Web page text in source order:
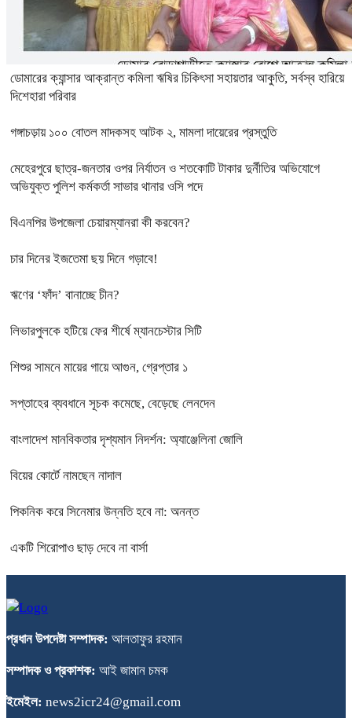
ডোমারের ক্যান্সার আক্রান্ত কমিলা ঋষির চিকিৎসা সহায়তার আকুতি, সর্বস্ব হারিয়ে
দিশেহারা পরিবার
গঙ্গাচড়ায় ১০০ বোতল মাদকসহ আটক ২, মামলা দায়েরের প্রস্তুতি
মেহেরপুরে ছাত্র-জনতার ওপর নির্যাতন ও শতকোটি টাকার দুর্নীতির অভিযোগে
অভিযুক্ত পুলিশ কর্মকর্তা সাভার থানার ওসি পদে
বিএনপির উপজেলা চেয়ারম্যানরা কী করবেন?
চার দিনের ইজতেমা ছয় দিনে গড়াবে!
ঋণের ‘ফাঁদ’ বানাচ্ছে চীন?
লিভারপুলকে হটিয়ে ফের শীর্ষে ম্যানচেস্টার সিটি
শিশুর সামনে মায়ের গায়ে আগুন, গ্রেপ্তার ১
সপ্তাহের ব্যবধানে সূচক কমেছে, বেড়েছে লেনদেন
বাংলাদেশ মানবিকতার দৃশ্যমান নিদর্শন: অ্যাঞ্জেলিনা জোলি
বিয়ের কোর্টে নামছেন নাদাল
পিকনিক করে সিনেমার উন্নতি হবে না: অনন্ত
একটি শিরোপাও ছাড় দেবে না বার্সা
প্রধান উপদেষ্টা সম্পাদক: আলতাফুর রহমান
সম্পাদক ও প্রকাশক: আই জামান চমক
ইমেইল: news2icr24@gmail.com